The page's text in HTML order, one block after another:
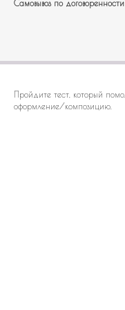
Самовывоз по
Пройдите тест, который
оформление/композицию.